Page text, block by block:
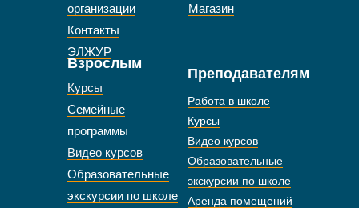
организации
Контакты
ЭЛЖУР
Магазин
Взрослым
Курсы
Семейные
программы
Видео курсов
Образовательные
экскурсии по школе
Преподавателям
Работа в школе
Курсы
Видео курсов
Образовательные
экскурсии по школе
Аренда помещений